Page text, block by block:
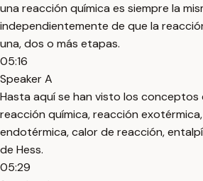
una reacción química es siempre la
independientemente de que la
una, dos o más etapas.
05:16
Speaker A
Hasta aquí se han visto los conceptos
reacción química, reacción
endotérmica, calor de reacción,
de Hess.
05:29